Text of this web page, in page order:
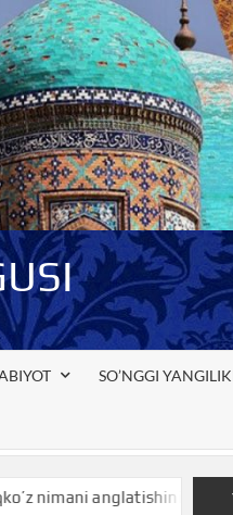
SO’NGGI
anglatishini bilasizmi